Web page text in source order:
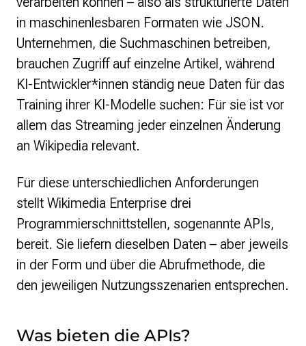
in maschinenlesbaren Formaten wie JSON.
Unternehmen, die Suchmaschinen betreiben,
brauchen Zugriff auf einzelne Artikel, während
KI-Entwickler*innen ständig neue Daten für das
Training ihrer KI-Modelle suchen: Für sie ist vor
allem das Streaming jeder einzelnen Änderung
an Wikipedia relevant.
Für diese unterschiedlichen Anforderungen
stellt Wikimedia Enterprise drei
Programmierschnittstellen, sogenannte APIs,
bereit. Sie liefern dieselben Daten – aber jeweils
in der Form und über die Abrufmethode, die
den jeweiligen Nutzungsszenarien entsprechen.
Was bieten die APIs?